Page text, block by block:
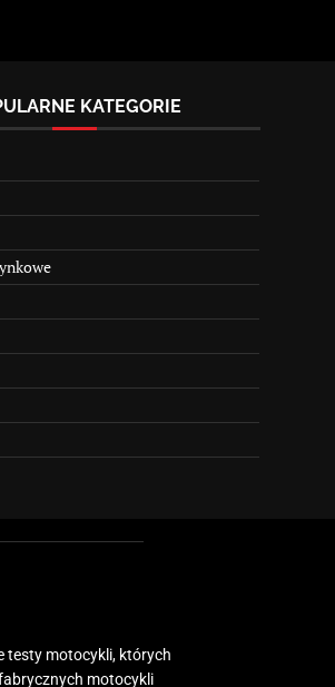
KATEGORIE
testy motocykli, których
motocykli